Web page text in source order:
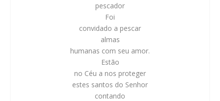
pescador
Foi
convidado a pescar
almas
humanas com seu amor.
Estão
no Céu a nos proteger
estes santos do Senhor
contando